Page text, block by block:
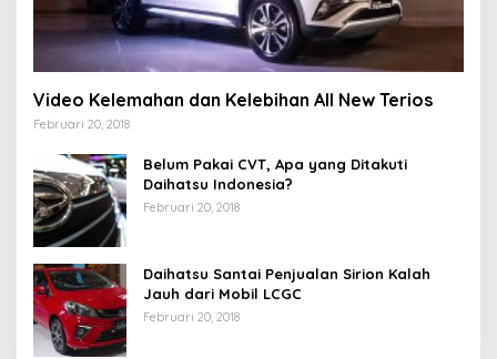
Video Kelemahan dan Kelebihan All New Terios
Februari 20, 2018
Belum Pakai CVT, Apa yang Ditakuti
Daihatsu Indonesia?
Februari 20, 2018
Daihatsu Santai Penjualan Sirion Kalah
Jauh dari Mobil LCGC
Februari 20, 2018